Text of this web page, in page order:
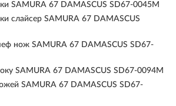
SAMURA 67 DAMASCUS SD67-0045M
слайсер SAMURA 67 DAMASCUS
нож SAMURA 67 DAMASCUS SD67-
SAMURA 67 DAMASCUS SD67-0094M
SAMURA 67 DAMASCUS SD67-